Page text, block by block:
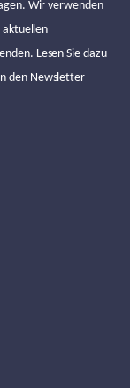
Wir verwenden
aktuellen
Lesen Sie dazu
den Newsletter